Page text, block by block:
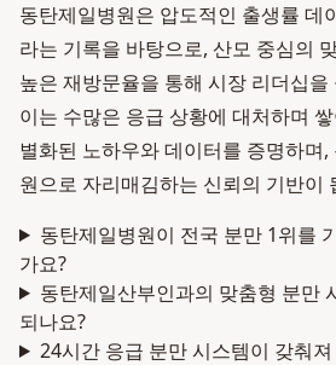
동탄제일병원은 압도적인 출생률 데
라는 기록을 바탕으로, 산모 중심의
높은 재방문율을 통해 시장 리더십
이는 수많은 응급 상황에 대처하며
별화된 노하우와 데이터를 증명하며
원으로 자리매김하는 신뢰의 기반이
동탄제일병원이 전국 분만 1위를
가요?
동탄제일산부인과의 맞춤형 분만
되나요?
24시간 응급 분만 시스템이 갖춰